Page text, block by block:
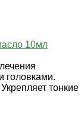
10мл
головками.
тонкие